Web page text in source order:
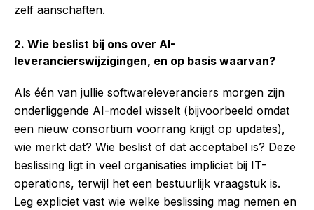
zelf aanschaften.
2. Wie beslist bij ons over AI-
leverancierswijzigingen, en op basis waarvan?
Als één van jullie softwareleveranciers morgen zijn
onderliggende AI-model wisselt (bijvoorbeeld omdat
een nieuw consortium voorrang krijgt op updates),
wie merkt dat? Wie beslist of dat acceptabel is? Deze
beslissing ligt in veel organisaties impliciet bij IT-
operations, terwijl het een bestuurlijk vraagstuk is.
Leg expliciet vast wie welke beslissing mag nemen en